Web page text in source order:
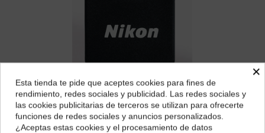
Nikon Control remoto por infrarrojos ML-L3
¿Dónde deseas recibir tu pedido?
Selecciona tu ubicación para mostrarte los precios e
impuestos correctos para tu región.
×
Esta tienda te pide que aceptes cookies para fines de
rendimiento, redes sociales y publicidad. Las redes sociales y
las cookies publicitarias de terceros se utilizan para ofrecerte
funciones de redes sociales y anuncios personalizados.
¿Aceptas estas cookies y el procesamiento de datos